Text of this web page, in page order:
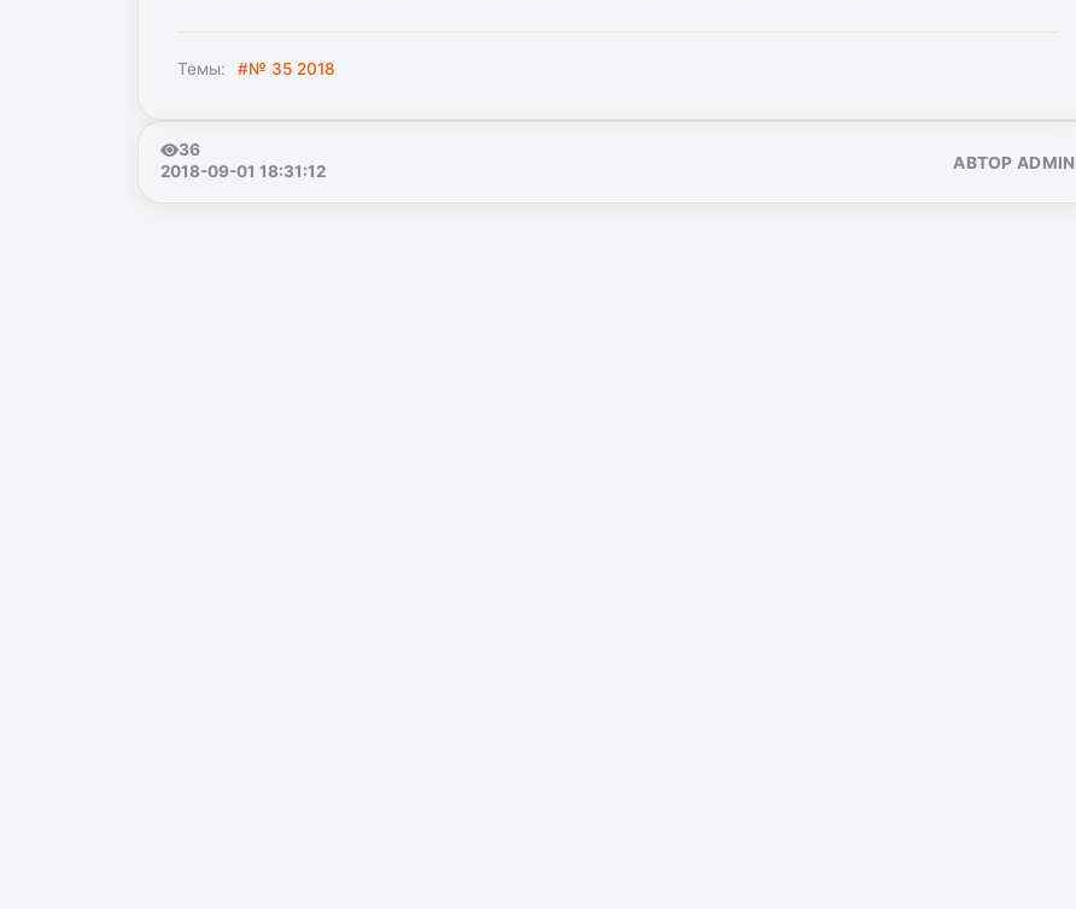
Темы: #№ 35 2018
36
2018-09-01 18:31:12
АВТОР ADMIN